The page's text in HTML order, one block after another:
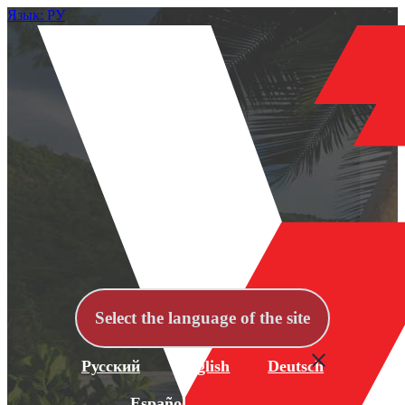
Язык: РУ
Select the language of the site
Русский English Deutsch